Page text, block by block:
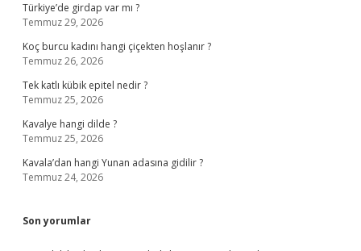
Türkiye’de girdap var mı ?
Temmuz 29, 2026
Koç burcu kadını hangi çiçekten hoşlanır ?
Temmuz 26, 2026
Tek katlı kübik epitel nedir ?
Temmuz 25, 2026
Kavalye hangi dilde ?
Temmuz 25, 2026
Kavala’dan hangi Yunan adasına gidilir ?
Temmuz 24, 2026
Son yorumlar